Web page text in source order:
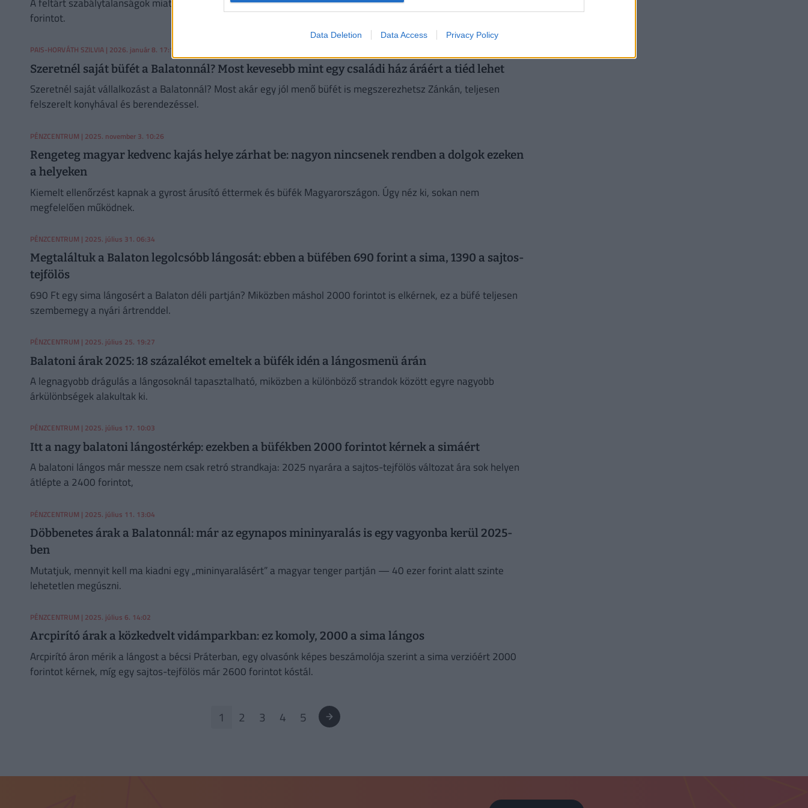
Data Deletion Data Access Privacy Policy
forintot.
PAIS-HORVÁTH SZILVIA| 2026. január 8. 17:15
Szeretnél saját büfét a Balatonnál? Most kevesebb mint egy családi ház áráért a tiéd lehet
Szeretnél saját vállalkozást a Balatonnál? Most akár egy jól menő büfét is megszerezhetsz Zánkán, teljesen
felszerelt konyhával és berendezéssel.
PÉNZCENTRUM | 2025. november 3. 10:26
Rengeteg magyar kedvenc kajás helye zárhat be: nagyon nincsenek rendben a dolgok ezeken
a helyeken
Kiemelt ellenőrzést kapnak a gyrost árusító éttermek és büfék Magyarországon. Úgy néz ki, sokan nem
megfelelően működnek.
PÉNZCENTRUM | 2025. július 31. 06:34
Megtaláltuk a Balaton legolcsóbb lángosát: ebben a büfében 690 forint a sima, 1390 a sajtos-
tejfölös
690 Ft egy sima lángosért a Balaton déli partján? Miközben máshol 2000 forintot is elkérnek, ez a büfé teljesen
szembemegy a nyári ártrenddel.
PÉNZCENTRUM | 2025. július 25. 19:27
Balatoni árak 2025: 18 százalékot emeltek a büfék idén a lángosmenü árán
A legnagyobb drágulás a lángosoknál tapasztalható, miközben a különböző strandok között egyre nagyobb
árkülönbségek alakultak ki.
PÉNZCENTRUM | 2025. július 17. 10:03
Itt a nagy balatoni lángostérkép: ezekben a büfékben 2000 forintot kérnek a simáért
A balatoni lángos már messze nem csak retró strandkaja: 2025 nyarára a sajtos-tejfölös változat ára sok helyen
átlépte a 2400 forintot,
PÉNZCENTRUM | 2025. július 11. 13:04
Döbbenetes árak a Balatonnál: már az egynapos mininyaralás is egy vagyonba kerül 2025-
ben
Mutatjuk, mennyit kell ma kiadni egy „mininyaralásért” a magyar tenger partján — 40 ezer forint alatt szinte
lehetetlen megúszni.
PÉNZCENTRUM | 2025. július 6. 14:02
Arcpirító árak a közkedvelt vidámparkban: ez komoly, 2000 a sima lángos
Arcpirító áron mérik a lángost a bécsi Práterban, egy olvasónk képes beszámolója szerint a sima verzióért 2000
forintot kérnek, míg egy sajtos-tejfölös már 2600 forintot kóstál.
1 2 3 4 5